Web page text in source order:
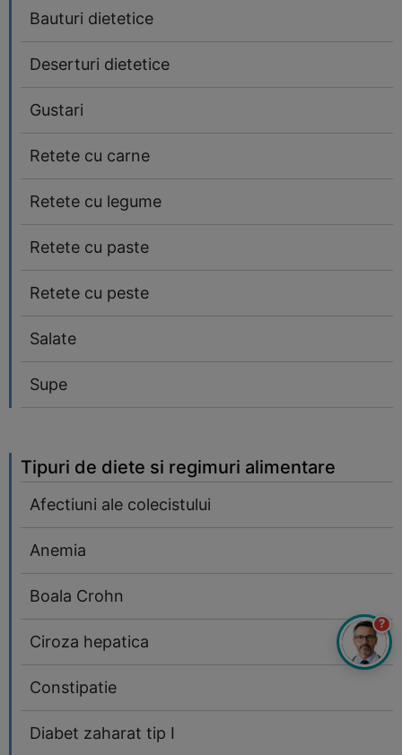
Bauturi dietetice
Deserturi dietetice
Gustari
Retete cu carne
Retete cu legume
Retete cu paste
Retete cu peste
Salate
Supe
Tipuri de diete si regimuri alimentare
Afectiuni ale colecistului
Anemia
Boala Crohn
Ciroza hepatica
Constipatie
Diabet zaharat tip I
?